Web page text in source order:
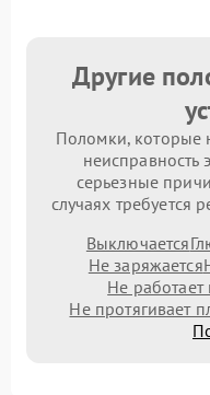
Другие
Поломки, которые
неисправность
серьезные
случаях требуется
Выключается
Не заряжается
Не работает
Не протягивает